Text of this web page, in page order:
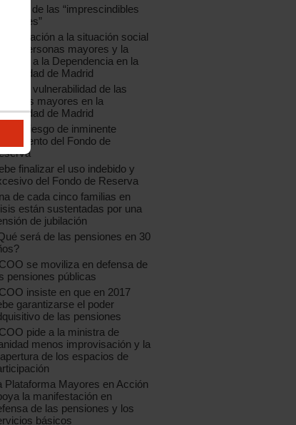
futuro de las “imprescindibles
a la situación social
las personas mayores y la
a la Dependencia en la
de Madrid
la vulnerabilidad de las
mayores en la
de Madrid
el riesgo de inminente
del Fondo de
finalizar el uso indebido y
del Fondo de Reserva
de cada cinco familias en
están sustentadas por una
de jubilación
será de las pensiones en 30
se moviliza en defensa de
pensiones públicas
insiste en que en 2017
garantizarse el poder
de las pensiones
pide a la ministra de
menos improvisación y la
de los espacios de
Plataforma Mayores en Acción
la manifestación en
de las pensiones y los
básicos